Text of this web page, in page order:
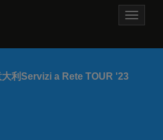
Toggle
利Servizi a Rete TOUR '23